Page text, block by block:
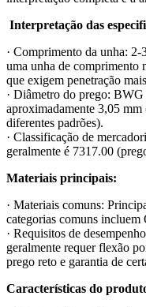
Interpretação das
· Comprimento da unha:
uma unha de comprimento
que exigem penetração
· Diâmetro do prego:
aproximadamente 3,05 mm
diferentes padrões).
· Classificação de
geralmente é 7317.00
Materiais principais:
· Materiais comuns:
categorias comuns
· Requisitos de
geralmente requer flexão
prego reto e garantia de
Características do